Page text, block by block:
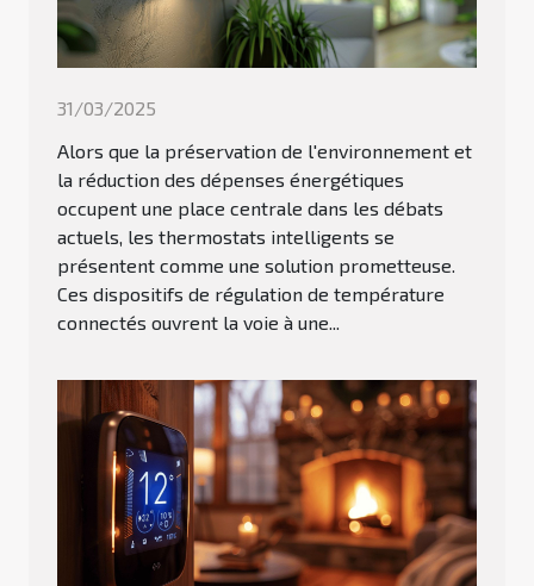
31/03/2025
Alors que la préservation de l'environnement et
la réduction des dépenses énergétiques
occupent une place centrale dans les débats
actuels, les thermostats intelligents se
présentent comme une solution prometteuse.
Ces dispositifs de régulation de température
connectés ouvrent la voie à une...